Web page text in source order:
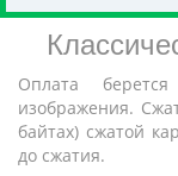
Оплата
изображения.
байтах) сжатой
до сжатия.